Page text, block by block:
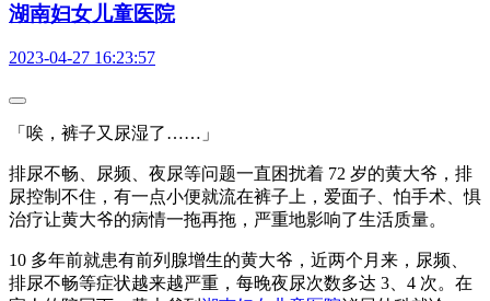
湖南妇女儿童医院
2023-04-27 16:23:57
「唉，裤子又尿湿了……」
排尿不畅、尿频、夜尿等问题一直困扰着 72 岁的黄大爷，排
尿控制不住，有一点小便就流在裤子上，爱面子、怕手术、惧
治疗让黄大爷的病情一拖再拖，严重地影响了生活质量。
10 多年前就患有前列腺增生的黄大爷，近两个月来，尿频、
排尿不畅等症状越来越严重，每晚夜尿次数多达 3、4 次。在